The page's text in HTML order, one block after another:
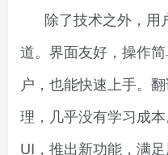
除了技术之外，用
道。界面友好，操作
户，也能快速上手。
理，几乎没有学习成
UI，推出新功能，满足